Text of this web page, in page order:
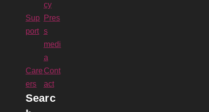
cy
Sup
port
Pres
s
medi
a
Care
ers
Cont
act
Searc